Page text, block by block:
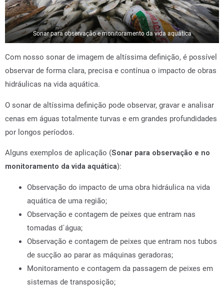
Sonar para observação e monitoramento da vida aquática
Com nosso sonar de imagem de altíssima definição, é possível
observar de forma clara, precisa e contínua o impacto de obras
hidráulicas na vida aquática.
O sonar de altíssima definição pode observar, gravar e analisar
cenas em águas totalmente turvas e em grandes profundidades
por longos períodos.
Alguns exemplos de aplicação (Sonar para observação e no
monitoramento da vida aquática):
Observação do impacto de uma obra hidráulica na vida
aquática de uma região;
Observação e contagem de peixes que entram nas
tomadas d´água;
Observação e contagem de peixes que entram nos tubos
de sucção ao parar as máquinas geradoras;
Monitoramento e contagem da passagem de peixes em
sistemas de transposição;